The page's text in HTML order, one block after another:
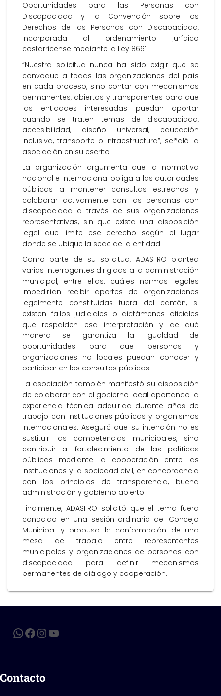
Oportunidades para las Personas con
Discapacidad y la Convención sobre los
Derechos de las Personas con Discapacidad,
incorporada al ordenamiento jurídico
costarricense mediante la Ley 8661.
“Nuestra solicitud nunca ha sido exigir que se
convoque a todas las organizaciones del país
en cada proceso, sino contar con mecanismos
permanentes, abiertos y transparentes para que
las entidades interesadas puedan aportar
cuando se traten temas de discapacidad,
accesibilidad, diseño universal, educación
inclusiva, transporte o infraestructura”, señaló la
asociación en su escrito.
La organización argumenta que la normativa
nacional e internacional obliga a las autoridades
públicas a mantener consultas estrechas y
colaborar activamente con las personas con
discapacidad a través de sus organizaciones
representativas, sin que exista una disposición
legal que limite ese derecho según el lugar
donde se ubique la sede de la entidad.
Como parte de su solicitud, ADASFRO plantea
varias interrogantes dirigidas a la administración
municipal, entre ellas: cuáles normas legales
impedirían recibir aportes de organizaciones
legalmente constituidas fuera del cantón, si
existen fallos judiciales o dictámenes oficiales
que respalden esa interpretación y de qué
manera se garantiza la igualdad de
oportunidades para que personas y
organizaciones no locales puedan conocer y
participar en las consultas públicas.
La asociación también manifestó su disposición
de colaborar con el gobierno local aportando la
experiencia técnica adquirida durante años de
trabajo con instituciones públicas y organismos
internacionales. Aseguró que su intención no es
sustituir las competencias municipales, sino
contribuir al fortalecimiento de las políticas
públicas mediante la cooperación entre las
instituciones y la sociedad civil, en concordancia
con los principios de transparencia, buena
administración y gobierno abierto.
Finalmente, ADASFRO solicitó que el tema fuera
conocido en una sesión ordinaria del Concejo
Municipal y propuso la conformación de una
mesa de trabajo entre representantes
municipales y organizaciones de personas con
discapacidad para definir mecanismos
permanentes de diálogo y cooperación.
Contacto